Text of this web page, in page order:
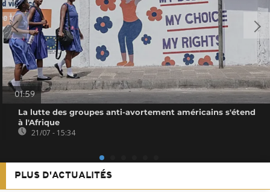
01:59
La lutte des groupes anti-avortement américains s'étend
à l'Afrique
21/07 - 15:34
PLUS D'ACTUALITÉS